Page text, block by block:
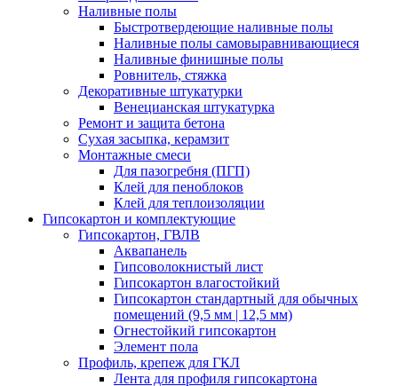
Наливные полы
Быстротвердеющие наливные полы
Наливные полы самовыравнивающиеся
Наливные финишные полы
Ровнитель, стяжка
Декоративные штукатурки
Венецианская штукатурка
Ремонт и защита бетона
Сухая засыпка, керамзит
Монтажные смеси
Для пазогребня (ПГП)
Клей для пеноблоков
Клей для теплоизоляции
Гипсокартон и комплектующие
Гипсокартон, ГВЛВ
Аквапанель
Гипсоволокнистый лист
Гипсокартон влагостойкий
Гипсокартон стандартный для обычных
помещений (9,5 мм | 12,5 мм)
Огнестойкий гипсокартон
Элемент пола
Профиль, крепеж для ГКЛ
Лента для профиля гипсокартона